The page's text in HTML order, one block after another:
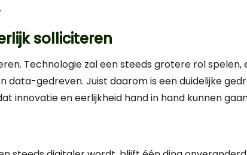
solliciteren
Technologie zal een steeds grotere rol spelen,
data-gedreven. Juist daarom is een duidelijke
innovatie en eerlijkheid hand in hand kunnen